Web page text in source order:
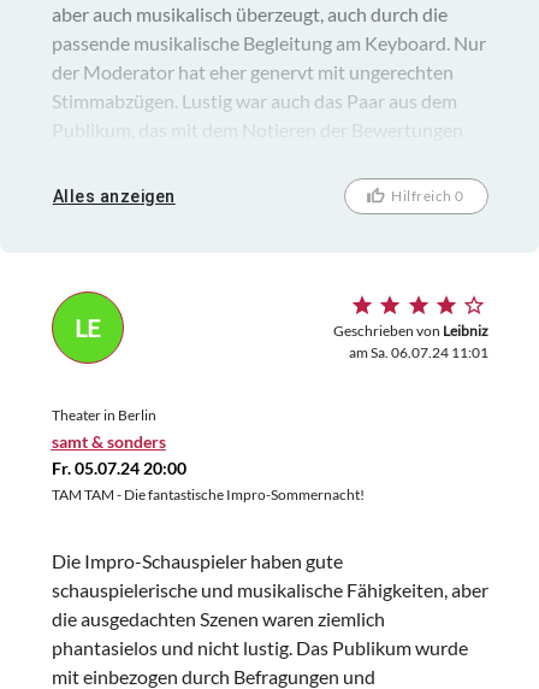
aber auch musikalisch überzeugt, auch durch die
passende musikalische Begleitung am Keyboard. Nur
der Moderator hat eher genervt mit ungerechten
Stimmabzügen. Lustig war auch das Paar aus dem
Publikum, das mit dem Notieren der Bewertungen
Alles anzeigen Hilfreich 0
LE Geschrieben von Leibniz
am Sa. 06.07.24 11:01
Theater in Berlin
samt & sonders
Fr. 05.07.24 20:00
TAM TAM - Die fantastische Impro-Sommernacht!
Die Impro-Schauspieler haben gute
schauspielerische und musikalische Fähigkeiten, aber
die ausgedachten Szenen waren ziemlich
phantasielos und nicht lustig. Das Publikum wurde
mit einbezogen durch Befragungen und